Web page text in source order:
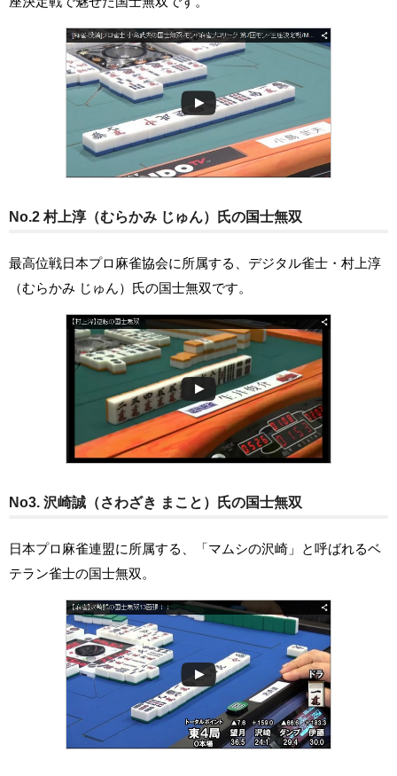
No.2 村上淳（むらかみ じゅん）氏の国士無双
最高位戦日本プロ麻雀協会に所属する、デジタル雀士・村上淳
（むらかみ じゅん）氏の国士無双です。
No3. 沢崎誠（さわざき まこと）氏の国士無双
日本プロ麻雀連盟に所属する、「マムシの沢崎」と呼ばれるベ
テラン雀士の国士無双。